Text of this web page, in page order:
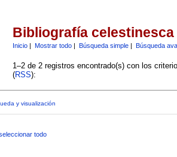
Bibliografía celestinesca
Inicio| Mostrar todo| Búsqueda simple| Búsqueda
1–2 de 2 registros encontrado(s) con los
(RSS):
y visualización
todo